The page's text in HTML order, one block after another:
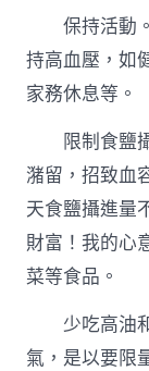
保持活動
持高血壓，如
家務休息等。
限制食鹽
潴留，招致血
天食鹽攝進量
財富！我的心
菜等食品。
少吃高油
氣，是以要限